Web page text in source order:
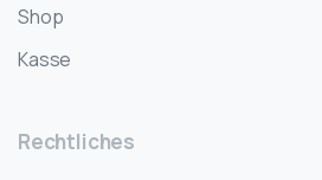
Shop
Kasse
Rechtliches